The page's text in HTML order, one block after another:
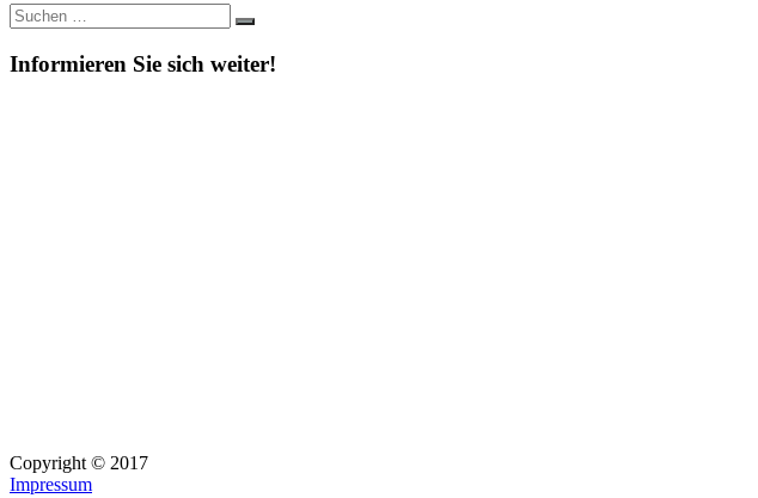
Suche
nach:
Suchen
Informieren Sie sich weiter!
Copyright © 2017
Impressum